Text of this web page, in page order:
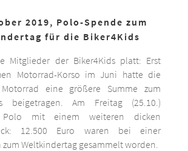
2019, Polo-Spende zum
für die Biker4Kids
Mitglieder der Biker4Kids platt: Erst
Motorrad-Korso im Juni hatte die
eine größere Summe zum
beigetragen. Am Freitag (25.10.)
Polo mit einem weiteren dicken
12.500 Euro waren bei einer
Weltkindertag gesammelt worden.